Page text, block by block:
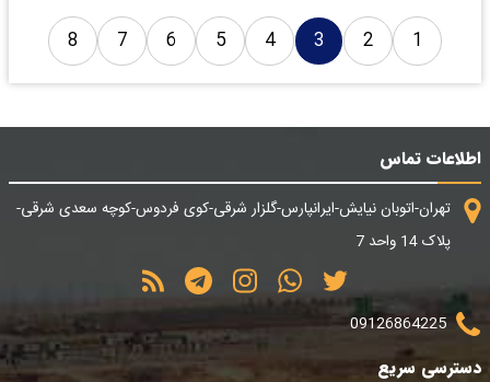
1
2
3
4
5
6
7
8
اطلاعات تماس
تهران-اتوبان نیایش-ایرانپارس-گلزار شرقی-کوی فردوس-کوچه سعدی شرقی-
پلاک 14 واحد 7
09126864225
دسترسی سریع